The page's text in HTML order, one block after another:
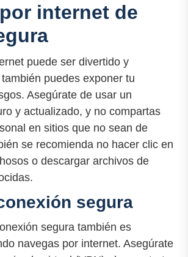
internet de
puede ser divertido y
puedes exponer tu
Asegúrate de usar un
y actualizado, y no compartas
en sitios que no sean de
se recomienda no hacer clic en
o descargar archivos de
segura
segura también es
navegas por internet. Asegúrate